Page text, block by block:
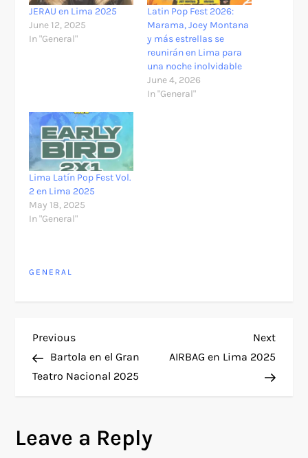
JERAU en Lima 2025
June 12, 2025
In "General"
Latin Pop Fest 2026:
Marama, Joey Montana
y más estrellas se
reunirán en Lima para
una noche inolvidable
June 4, 2026
In "General"
Lima Latín Pop Fest Vol.
2 en Lima 2025
May 18, 2025
In "General"
GENERAL
P
o
t
Previous
Post
Previous
Bartola en el Gran
Teatro Nacional 2025
Next
Post
Next
AIRBAG en Lima 2025
Leave a Reply